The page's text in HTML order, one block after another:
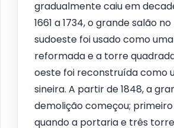
gradualmente caiu em
1661 a 1734, o grande salão
sudoeste foi usado como
reformada e a torre
oeste foi reconstruída como
sineira. A partir de 1848, a
demolição começou; primeiro
quando a portaria e três